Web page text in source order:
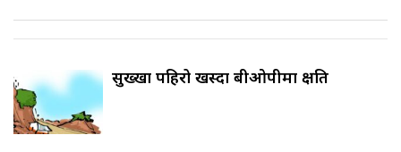
सुख्खा पहिरो खस्दा बीओपीमा क्षति